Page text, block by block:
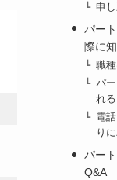
3.0～18.0%
はじめての方
最大30日間
申
パー
際に
職
パ
れる
電
り
パー
Q&A